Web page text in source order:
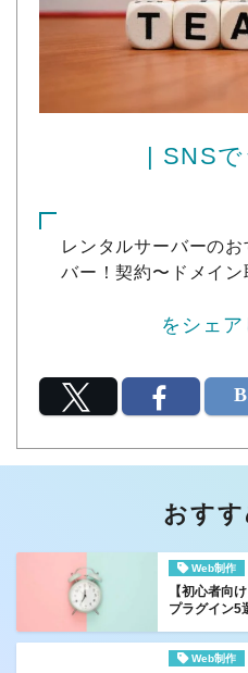
| SNS
レンタルサーバーの
バー！契約〜ドメイ
をシェア
おす
Web制作
【初心者向
プラグイン5
Web制作